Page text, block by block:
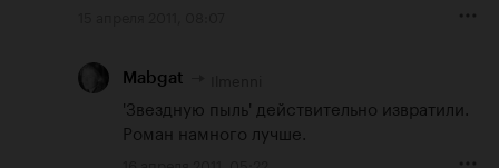
Mabgat
'Звездную пыль' действительно извратили.
Роман намного лучше.